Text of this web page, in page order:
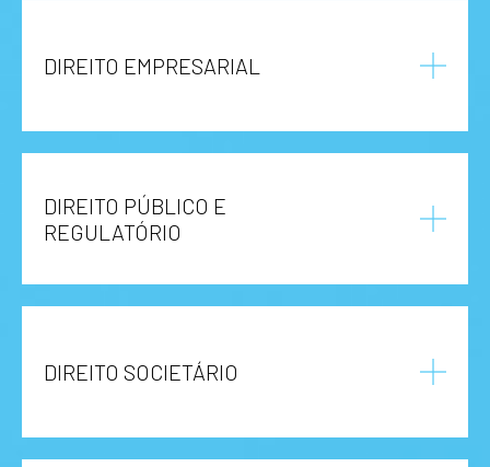
DIREITO EMPRESARIAL
DIREITO PÚBLICO E
REGULATÓRIO
DIREITO SOCIETÁRIO